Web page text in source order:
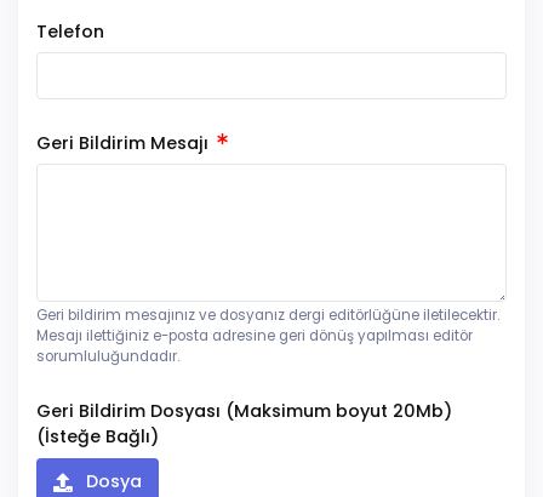
Telefon
Geri Bildirim Mesajı
Geri bildirim mesajınız ve dosyanız dergi editörlüğüne iletilecektir.
Mesajı ilettiğiniz e-posta adresine geri dönüş yapılması editör
sorumluluğundadır.
Geri Bildirim Dosyası (Maksimum boyut 20Mb)
(İsteğe Bağlı)
Dosya